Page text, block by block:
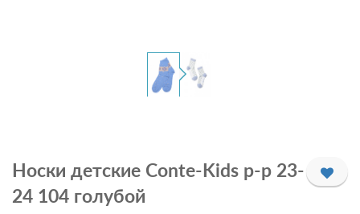
Носки детские Conte-Kids р-р 23-
24 104 голубой